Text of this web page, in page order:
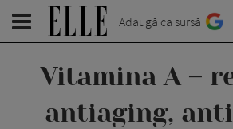
Adaugă ca sursă
Vitamina A –
antiaging,